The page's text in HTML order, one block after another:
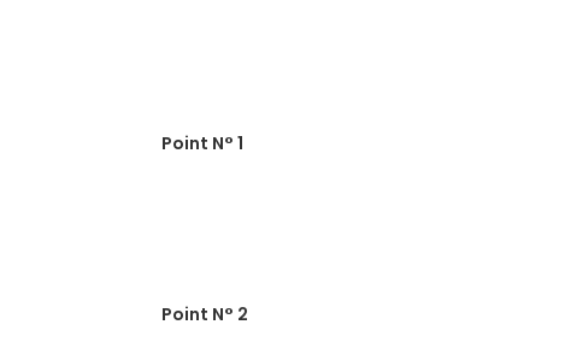
Point N° 1
Point N° 2